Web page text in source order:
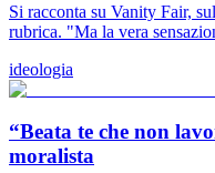
Si racconta su Vanity Fair,
rubrica. "Ma la vera
ideologia
“Beata te che non
moralista